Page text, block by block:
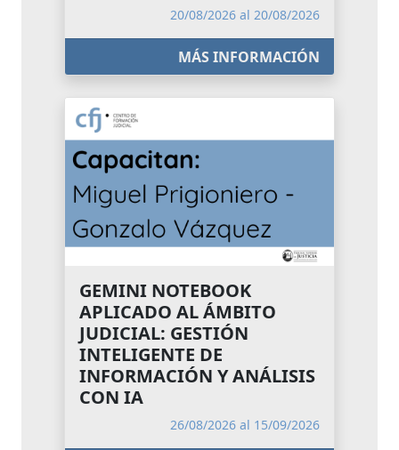
20/08/2026 al 20/08/2026
MÁS INFORMACIÓN
GEMINI NOTEBOOK
APLICADO AL ÁMBITO
JUDICIAL: GESTIÓN
INTELIGENTE DE
INFORMACIÓN Y ANÁLISIS
CON IA
26/08/2026 al 15/09/2026